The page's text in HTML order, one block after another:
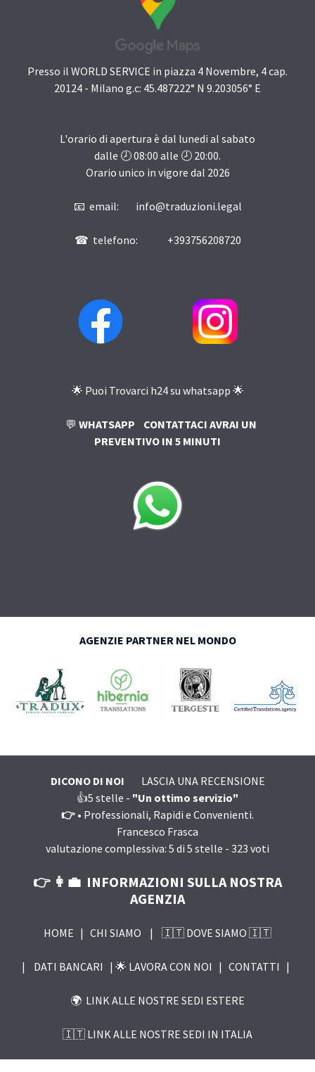
Presso il WORLD SERVICE in piazza 4 Novembre, 4 cap.
20124 - Milano g.c: 45.487222° N 9.203056° E
L'orario di apertura è dal lunedi al sabato
dalle 🕗08:00 alle 🕗 20:00.
Orario unico in vigore dal 2026
📧 email: info@traduzioni.legal
☎ telefono: +393756208720
🌟 Puoi Trovarci h24 su whatsapp 🌟
💬 WHATSAPP
CONTATTACI AVRAI UN
PREVENTIVO IN 5 MINUTI
AGENZIE PARTNER NEL MONDO
DICONO DI NOI
LASCIA UNA RECENSIONE
👍5 stelle - "Un ottimo servizio"
👉 • Professionali, Rapidi e Convenienti.
Francesco Frasca
valutazione complessiva: 5 di 5 stelle - 323 voti
👉 👩‍💼 INFORMAZIONI SULLA NOSTRA
AGENZIA
HOME | CHI SIAMO | 🇮🇹 DOVE SIAMO 🇮🇹
| DATI BANCARI | 🌟 LAVORA CON NOI | CONTATTI |
🌍 LINK ALLE NOSTRE SEDI ESTERE
🇮🇹 LINK ALLE NOSTRE SEDI IN ITALIA